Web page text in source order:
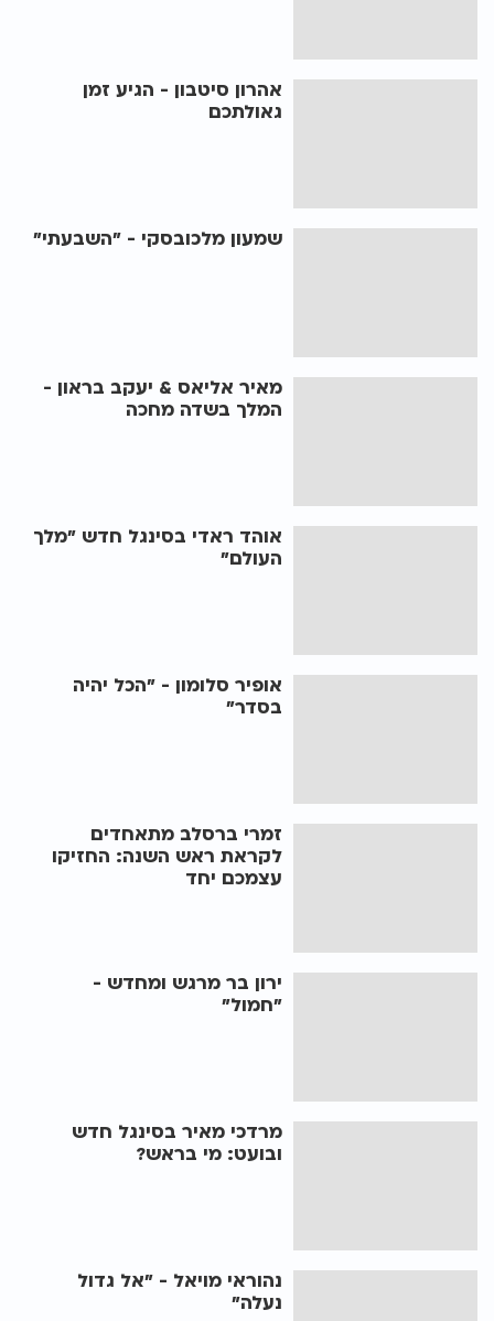
אהרון סיטבון - הגיע זמן
גאולתכם
שמעון מלכובסקי - "השבעתי"
מאיר אליאס & יעקב בראון -
המלך בשדה מחכה
אוהד ראדי בסינגל חדש "מלך
העולם"
אופיר סלומון - "הכל יהיה
בסדר"
זמרי ברסלב מתאחדים
לקראת ראש השנה: החזיקו
עצמכם יחד
ירון בר מרגש ומחדש -
"חמול"
מרדכי מאיר בסינגל חדש
ובועט: מי בראש?
נהוראי מויאל - "אל גדול
נעלה"